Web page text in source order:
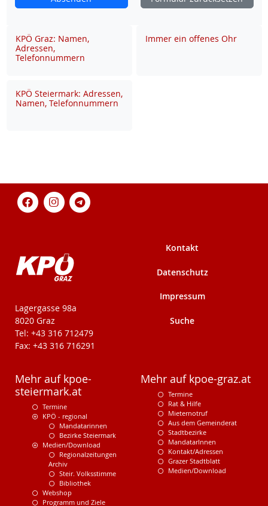
KPÖ Graz: Namen,
Adressen,
Telefonnummern
Immer ein offenes Ohr
KPÖ Steiermark: Adressen,
Namen, Telefonnummern
KPÖ-Steiermark
Lagergasse 98a
8020 Graz
Tel: +43 316 712479
Fax: +43 316 716291
Kontakt
Datenschutz
Impressum
Suche
Mehr auf kpoe-
steiermark.at
Termine
KPÖ - regional
Mandatarinnen
Bezirke Steiermark
Medien/Download
Regionalzeitungen
Archiv
Steir. Volksstimme
Bibliothek
Webshop
Programm und Ziele
Mehr auf kpoe-graz.at
Termine
Rat & Hilfe
Mieternotruf
Aus dem Gemeinderat
Stadtbezirke
MandatarInnen
Kontakt/Adressen
Grazer Stadtblatt
Medien/Download